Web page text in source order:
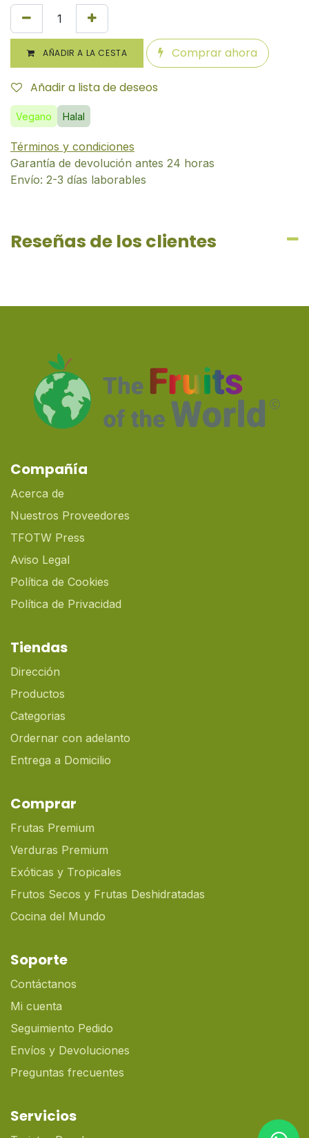
AÑADIR A LA CESTA Comprar ahora
Añadir a lista de deseos
Vegano Halal
Términos y condiciones
Garantía de devolución antes 24 horas
Envío: 2-3 días laborables
Reseñas de los clientes
Compañía
Acerca de
Nuestros Proveedores
TFOTW Press
Aviso Legal
Política de Cookies
Política de Privacidad
Tiendas
Dirección
Productos
Categorias
Ordernar con adelanto
Entrega a Domicilio
Comprar
Frutas Premium
Verduras Premium
Exóticas y Tropicales
Frutos Secos y Frutas Deshidratadas
Cocina del Mundo
Soporte
Contáctanos
Mi cuenta
Seguimiento Pedido
Envíos y Devoluciones
Preguntas frecuentes
Servicios